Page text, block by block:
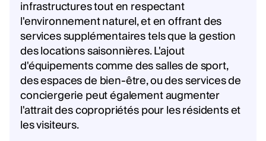
infrastructures tout en respectant
l'environnement naturel, et en offrant des
services supplémentaires tels que la gestion
des locations saisonnières. L'ajout
d'équipements comme des salles de sport,
des espaces de bien-être, ou des services de
conciergerie peut également augmenter
l'attrait des copropriétés pour les résidents et
les visiteurs.